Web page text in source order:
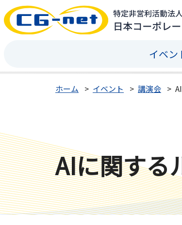
イベン
ホーム イベント 講演会
AIに関する